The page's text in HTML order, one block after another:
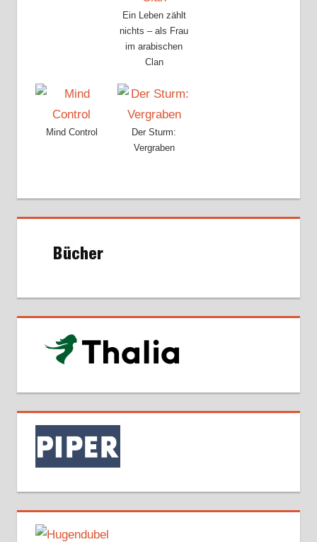
Ein Leben zählt
nichts – als Frau
im arabischen
Clan
Mind Control
Der Sturm:
Vergraben